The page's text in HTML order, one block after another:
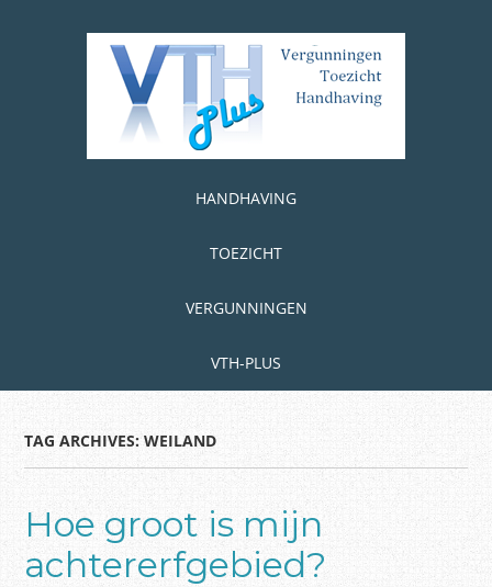
HANDHAVING
TOEZICHT
VERGUNNINGEN
VTH-PLUS
TAG ARCHIVES:WEILAND
Hoe groot is mijn
achtererfgebied?